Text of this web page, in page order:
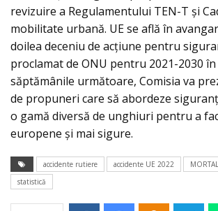
revizuire a Regulamentului TEN-T şi
mobilitate urbană. UE se află în
doilea deceniu de acţiune pentru
proclamat de ONU pentru 2021-2030
săptămânile următoare, Comisia va
de propuneri care să abordeze
o gamă diversă de unghiuri pentru a
europene şi mai sigure.
accidente rutiere accidente UE 2022
statistică